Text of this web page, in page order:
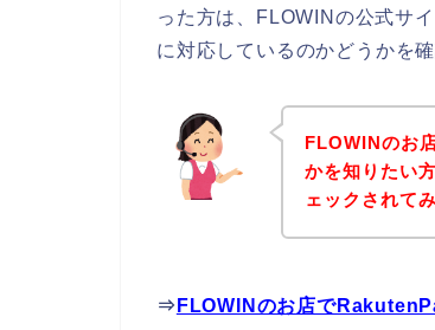
った方は、FLOWINの公式サ
に対応しているのかどうかを
FLOWINのお
かを知りたい
ェックされて
⇒ FLOWINのお店で